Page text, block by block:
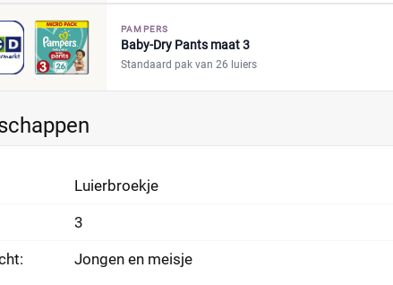
PAMPERS
Baby-Dry Pants maat 3
Standaard pak van 26 luiers
Luierbroekje
3
Jongen en meisje